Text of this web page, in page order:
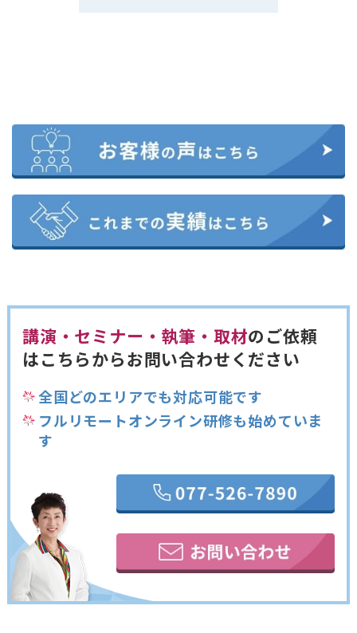
講演・セミナー・執筆・取材のご依頼
はこちらからお問い合わせください
全国どのエリアでも対応可能です
フルリモートオンライン研修も始めていま
す